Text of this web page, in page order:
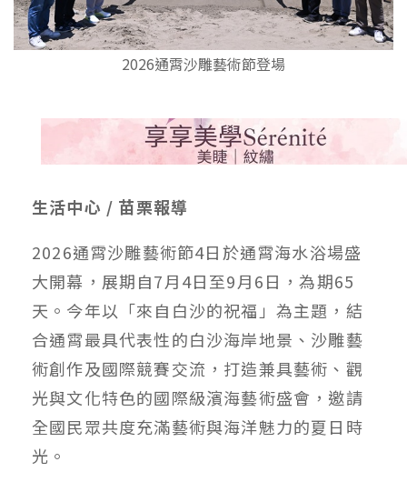
2026通霄沙雕藝術節登場
生活中心 / 苗栗報導
2026通霄沙雕藝術節4日於通霄海水浴場盛
大開幕，展期自7月4日至9月6日，為期65
天。今年以「來自白沙的祝福」為主題，結
合通霄最具代表性的白沙海岸地景、沙雕藝
術創作及國際競賽交流，打造兼具藝術、觀
光與文化特色的國際級濱海藝術盛會，邀請
全國民眾共度充滿藝術與海洋魅力的夏日時
光。